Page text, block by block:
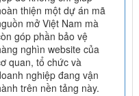
thiện một dự án mã
mở Việt Nam mà
góp phần bảo vệ
nghìn website của
quan, tổ chức và
nghiệp đang vận
trên nền tảng này.